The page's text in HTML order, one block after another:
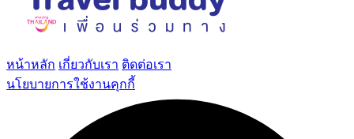
หน้าหลัก เกี่ยวกับเรา ติดต่อเรา
นโยบายการใช้งานคุกกี้